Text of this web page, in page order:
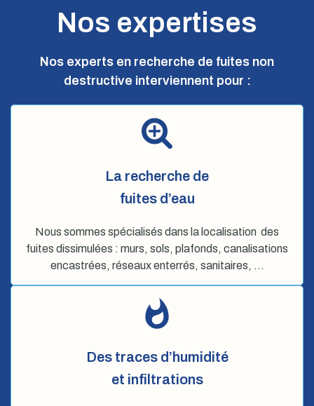
Nos expertises
Nos experts en recherche de fuites non
destructive interviennent pour :
La recherche de
fuites d’eau
Nous sommes spécialisés dans la localisation des
fuites dissimulées : murs, sols, plafonds, canalisations
encastrées, réseaux enterrés, sanitaires, …
Des traces d’humidité
et infiltrations